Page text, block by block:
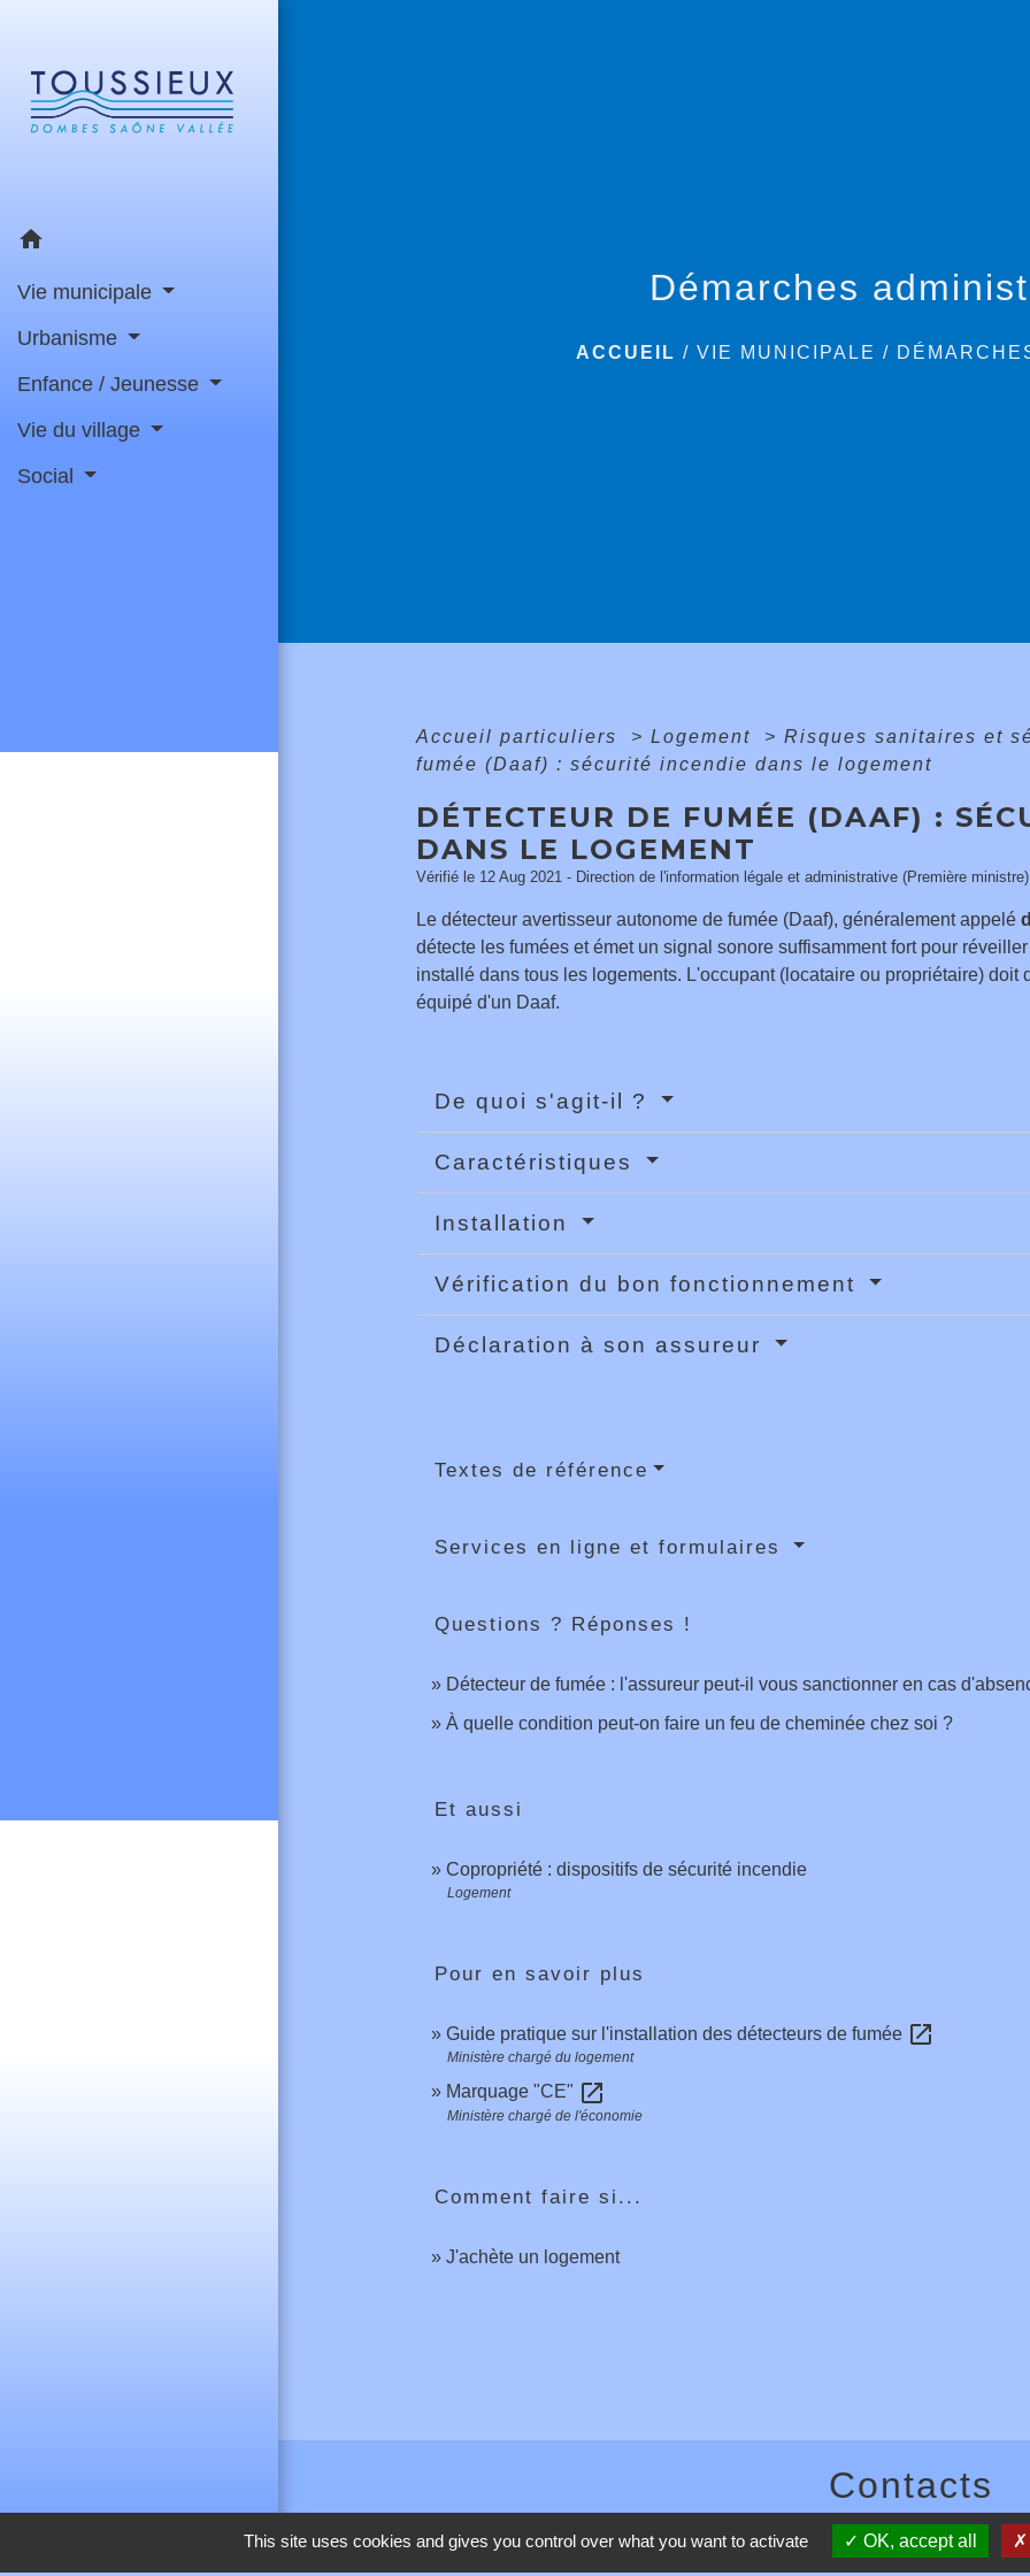
home
Vie municipale
Urbanisme
Enfance / Jeunesse
Vie du village
Social
Démarches
ACCUEIL /VIE MUNICIPALE /
Accueil particuliers > Logement > Risques sanitaires et
fumée (Daaf) : sécurité incendie dans le logement
DÉTECTEUR DE FUMÉE (DAAF) :
DANS LE LOGEMENT
Vérifié le 12 Aug 2021 - Direction de l'information légale et administrative (Première ministre)
Le détecteur avertisseur autonome de fumée (Daaf), généralement appelé
détecte les fumées et émet un signal sonore suffisamment fort pour
installé dans tous les logements. L'occupant (locataire ou propriétaire) doit
équipé d'un Daaf.
De quoi s'agit-il ?
Caractéristiques
Installation
Vérification du bon fonctionnement
Déclaration à son assureur
Textes de référence
Services en ligne et formulaires
Questions ? Réponses !
Détecteur de fumée : l'assureur peut-il vous sanctionner en cas
À quelle condition peut-on faire un feu de cheminée chez soi ?
Et aussi
Copropriété : dispositifs de sécurité incendie
Logement
Pour en savoir plus
Guide pratique sur l'installation des détecteurs de fumée open_in_new
Ministère chargé du logement
Marquage "CE" open_in_new
Ministère chargé de l'économie
Comment faire si...
J'achète un logement
Contacts
Commune de Toussieux
346, Route du Morbier
This site uses cookies and gives you control over what you want to activate OK, accept all